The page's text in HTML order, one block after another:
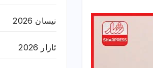
نیسان 2026
ئازار 2026